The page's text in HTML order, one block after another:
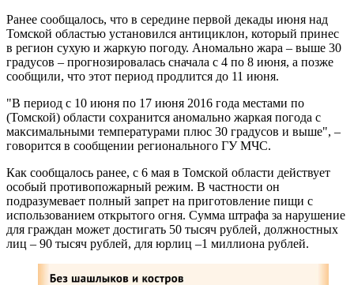
Ранее сообщалось, что в середине первой декады июня над
Томской областью установился антициклон, который принес
в регион сухую и жаркую погоду. Аномально жара – выше 30
градусов – прогнозировалась сначала с 4 по 8 июня, а позже
сообщили, что этот период продлится до 11 июня.
"В период с 10 июня по 17 июня 2016 года местами по
(Томской) области сохранится аномально жаркая погода с
максимальными температурами плюс 30 градусов и выше", –
говорится в сообщении регионального ГУ МЧС.
Как сообщалось ранее, с 6 мая в Томской области действует
особый противопожарный режим. В частности он
подразумевает полный запрет на приготовление пищи с
использованием открытого огня. Сумма штрафа за нарушение
для граждан может достигать 50 тысяч рублей, должностных
лиц – 90 тысяч рублей, для юрлиц –1 миллиона рублей.